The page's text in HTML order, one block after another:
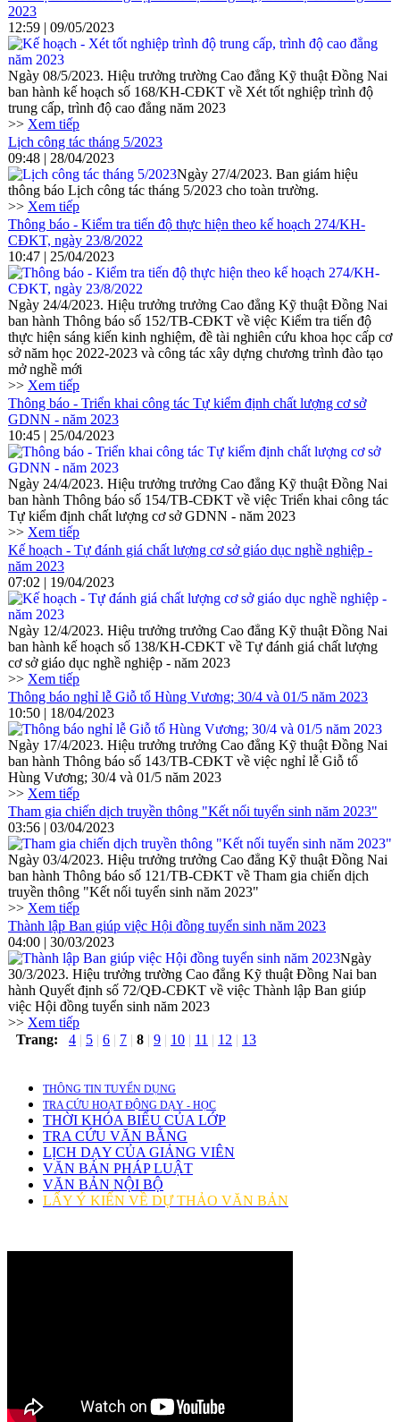
2023
12:59 | 09/05/2023
Ngày 08/5/2023. Hiệu trưởng trường Cao đẳng Kỹ thuật Đồng Nai
ban hành kế hoạch số 168/KH-CĐKT về Xét tốt nghiệp trình độ
trung cấp, trình độ cao đẳng năm 2023
>> Xem tiếp
Lịch công tác tháng 5/2023
09:48 | 28/04/2023
Ngày 27/4/2023. Ban giám hiệu
thông báo Lịch công tác tháng 5/2023 cho toàn trường.
>> Xem tiếp
Thông báo - Kiểm tra tiến độ thực hiện theo kế hoạch 274/KH-
CĐKT, ngày 23/8/2022
10:47 | 25/04/2023
Ngày 24/4/2023. Hiệu trưởng trưởng Cao đẳng Kỹ thuật Đồng Nai
ban hành Thông báo số 152/TB-CĐKT về việc Kiểm tra tiến độ
thực hiện sáng kiến kinh nghiệm, đề tài nghiên cứu khoa học cấp cơ
sở năm học 2022-2023 và công tác xây dựng chương trình đào tạo
mở nghề mới
>> Xem tiếp
Thông báo - Triển khai công tác Tự kiểm định chất lượng cơ sở
GDNN - năm 2023
10:45 | 25/04/2023
Ngày 24/4/2023. Hiệu trưởng trưởng Cao đẳng Kỹ thuật Đồng Nai
ban hành Thông báo số 154/TB-CĐKT về việc Triển khai công tác
Tự kiểm định chất lượng cơ sở GDNN - năm 2023
>> Xem tiếp
Kế hoạch - Tự đánh giá chất lượng cơ sở giáo dục nghề nghiệp -
năm 2023
07:02 | 19/04/2023
Ngày 12/4/2023. Hiệu trưởng trưởng Cao đẳng Kỹ thuật Đồng Nai
ban hành kế hoạch số 138/KH-CĐKT về Tự đánh giá chất lượng
cơ sở giáo dục nghề nghiệp - năm 2023
>> Xem tiếp
Thông báo nghỉ lễ Giỗ tổ Hùng Vương; 30/4 và 01/5 năm 2023
10:50 | 18/04/2023
Ngày 17/4/2023. Hiệu trưởng trưởng Cao đẳng Kỹ thuật Đồng Nai
ban hành Thông báo số 143/TB-CĐKT về việc nghỉ lễ Giỗ tổ
Hùng Vương; 30/4 và 01/5 năm 2023
>> Xem tiếp
Tham gia chiến dịch truyền thông "Kết nối tuyển sinh năm 2023"
03:56 | 03/04/2023
Ngày 03/4/2023. Hiệu trưởng trưởng Cao đẳng Kỹ thuật Đồng Nai
ban hành Thông báo số 121/TB-CĐKT về Tham gia chiến dịch
truyền thông "Kết nối tuyển sinh năm 2023"
>> Xem tiếp
Thành lập Ban giúp việc Hội đồng tuyển sinh năm 2023
04:00 | 30/03/2023
Ngày
30/3/2023. Hiệu trưởng trường Cao đẳng Kỹ thuật Đồng Nai ban
hành Quyết định số 72/QĐ-CĐKT về việc Thành lập Ban giúp
việc Hội đồng tuyển sinh năm 2023
>> Xem tiếp
Trang: 4 | 5 | 6 | 7 | 8 | 9 | 10 | 11 | 12 | 13
THÔNG TIN TUYỂN DỤNG
TRA CỨU HOẠT ĐỘNG DẠY - HỌC
THỜI KHÓA BIỂU CỦA LỚP
TRA CỨU VĂN BẰNG
LỊCH DẠY CỦA GIẢNG VIÊN
VĂN BẢN PHÁP LUẬT
VĂN BẢN NỘI BỘ
LẤY Ý KIẾN VỀ DỰ THẢO VĂN BẢN